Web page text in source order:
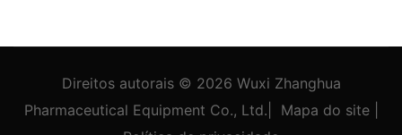
Direitos autorais © 2026 Wuxi Zhanghua
Pharmaceutical Equipment Co., Ltd.
Mapa do site